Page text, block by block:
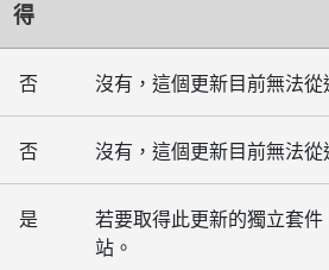
得
否 沒有，這個更新目前無法從
否 沒有，這個更新目前無法從
是 若要取得此更新的獨立套件
站。